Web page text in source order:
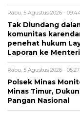
Rabu, 5 Agustus 2026 -
Tak Diundang
komunitas
penehat hukum
Laporan ke Menteri
Rabu, 5 Agustus 2026 -
Polsek Minas
Minas Timur,
Pangan Nasional